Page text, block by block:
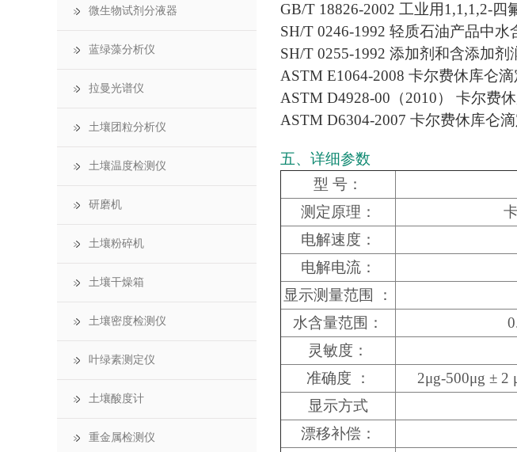
GB/T 18826-2002 工业用1,1,1,2-四
SH/T 0246-1992 轻质石油产品中
SH/T 0255-1992 添加剂和含添加剂
ASTM E1064-2008 卡尔费休库仑
ASTM D4928-00（2010） 卡尔费
ASTM D6304-2007 卡尔费休库仑
五、详细参数
型 号：
测定原理：
电解速度：
电解电流：
显示测量范围 ：
水含量范围：
灵敏度：
准确度 ：
2μg-500μg ± 2
显示方式
漂移补偿：
微生物试剂分液器
蓝绿藻分析仪
拉曼光谱仪
土壤团粒分析仪
土壤温度检测仪
研磨机
土壤粉碎机
土壤干燥箱
土壤密度检测仪
叶绿素测定仪
土壤酸度计
重金属检测仪